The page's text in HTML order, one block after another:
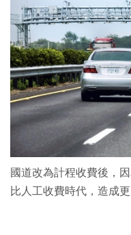
國道改為計程收費後，
比人工收費時代，造成